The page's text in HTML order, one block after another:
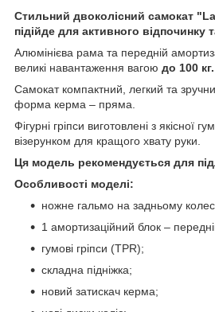
Стильний двоколісний самокат
підійде для активного відпочинку
Алюмінієва рама та передній
великі навантаження вагою до 100 кг.
Самокат компактний, легкий та
форма керма – пряма.
Фігурні гріпси виготовлені з якісної
візерунком для кращого хвату руки.
Ця модель рекомендується для
Особливості моделі:
ножне гальмо на задньому
1 амортизаційний блок –
гумові гріпси (TPR);
складна підніжка;
новий затискач керма;